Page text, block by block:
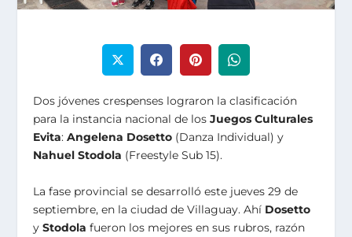
Dos jóvenes crespenses lograron la clasificación
para la instancia nacional de losJuegos Culturales
Evita:Angelena Dosetto (Danza Individual) y
Nahuel Stodola (Freestyle Sub 15).
La fase provincial se desarrolló este jueves 29 de
septiembre, en la ciudad de Villaguay. Ahí Dosetto
yStodola fueron los mejores en sus rubros, razón